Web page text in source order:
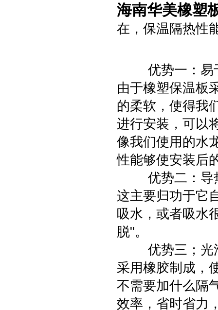
海南华美橡塑
在，保温隔热性
优势一：易
由于橡塑保温板
的柔软，使得我
进行安装，可以
像我们使用的水
性能够使安装后
优势二：导
这主要归功于它
吸水，或者吸水
脱"。
优势三；光
采用橡胶制成，
不需要加什么隔
效率，省时省力